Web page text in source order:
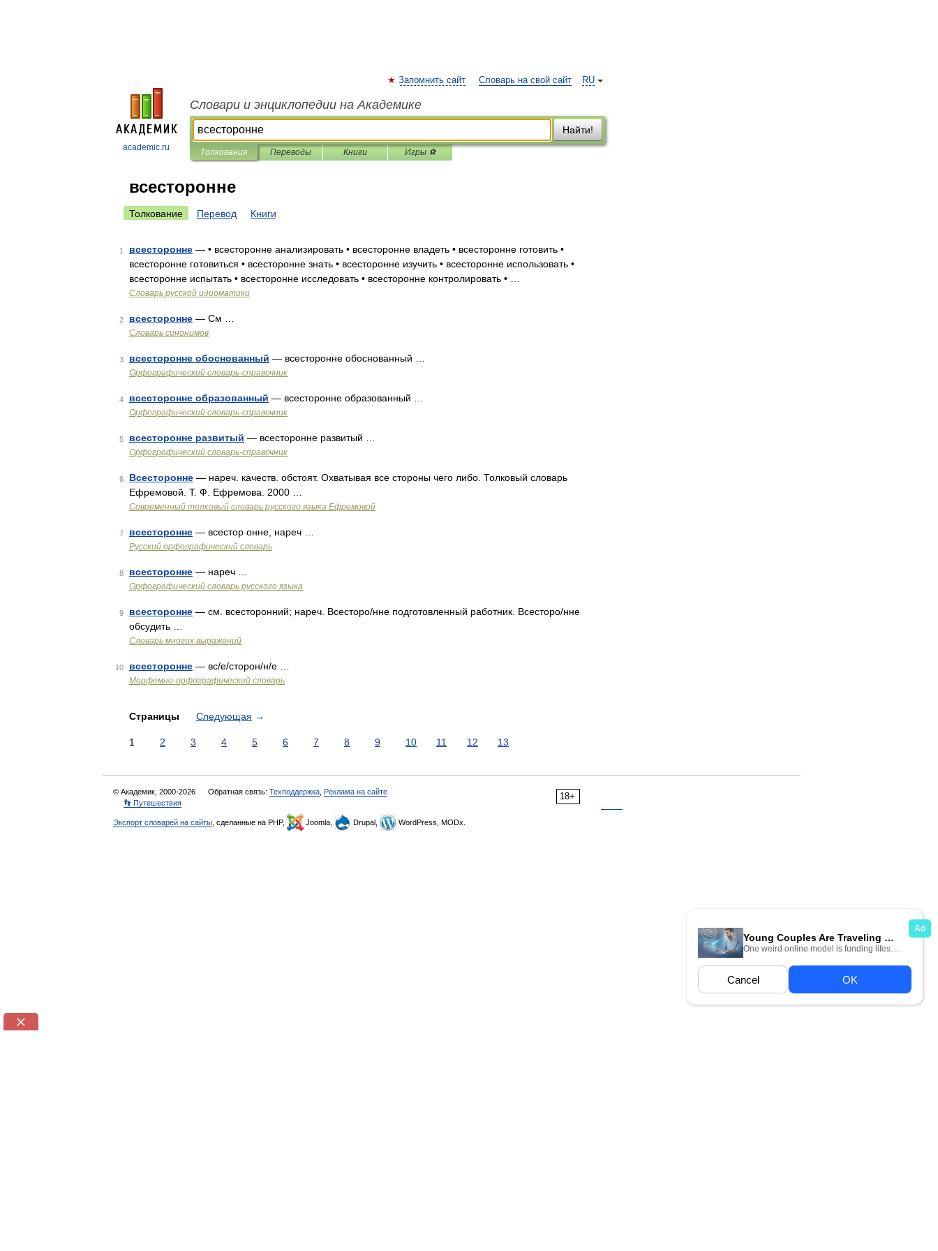
academic.ru
RU
Запомнить сайт Словарь на свой сайт
Словари и энциклопедии на Академике
Найти!
Толкования Переводы Книги Игры ⚽
всесторонне
Толкование Перевод Книги
1 всесторонне — • всесторонне анализировать • всесторонне владеть • всесторонне готовить •
всесторонне готовиться • всесторонне знать • всесторонне изучить • всесторонне использовать •
всесторонне испытать • всесторонне исследовать • всесторонне контролировать • …
Словарь русской идиоматики
2 всесторонне — См …
Словарь синонимов
3 всесторонне обоснованный — всесторонне обоснованный …
Орфографический словарь-справочник
4 всесторонне образованный — всесторонне образованный …
Орфографический словарь-справочник
5 всесторонне развитый — всесторонне развитый …
Орфографический словарь-справочник
6 Всесторонне — нареч. качеств. обстоят. Охватывая все стороны чего либо. Толковый словарь
Ефремовой. Т. Ф. Ефремова. 2000 …
Современный толковый словарь русского языка Ефремовой
7 всесторонне — всестор онне, нареч …
Русский орфографический словарь
8 всесторонне — нареч …
Орфографический словарь русского языка
9 всесторонне — см. всесторонний; нареч. Всесторо/нне подготовленный работник. Всесторо/нне
обсудить …
Словарь многих выражений
10 всесторонне — вс/е/сторон/н/е …
Морфемно-орфографический словарь
Страницы Следующая →
1 2 3 4 5 6 7 8 9 10 11 12 13
18+
© Академик, 2000-2026 Обратная связь: Техподдержка Реклама на сайте
👣 Путешествия
Экспорт словарей на сайты , сделанные на PHP, Joomla, Drupal, WordPress, MODx.